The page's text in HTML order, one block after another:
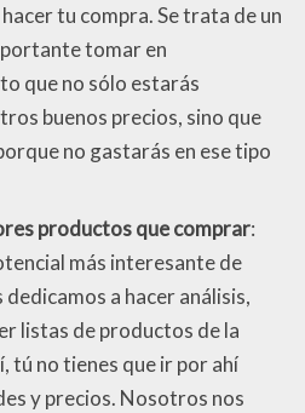
tu compra. Se trata de un
tomar en
que no sólo estarás
buenos precios, sino que
no gastarás en ese tipo
productos que comprar:
más interesante de
a hacer análisis,
listas de productos de la
tú no tienes que ir por ahí
y precios. Nosotros nos